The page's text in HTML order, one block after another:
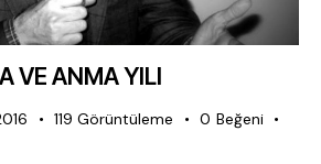
VE ANMA YILI
119 Görüntüleme 0 Beğeni